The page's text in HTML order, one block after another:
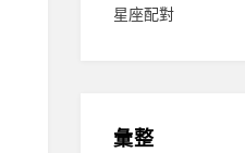
星座配對
彙整